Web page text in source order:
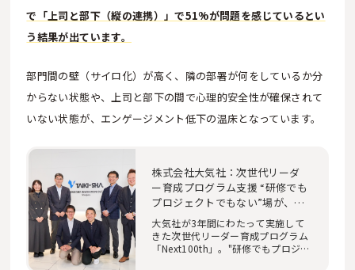
で「上司と部下（縦の連携）」で51%が問題を感じているとい
う結果が出ています。
部門間の壁（サイロ化）が高く、隣の部署が何をしているか分
からない状態や、上司と部下の間で心理的安全性が確保されて
いない状態が、エンゲージメント低下の温床となっています。
株式会社大気社：次世代リーダ
ー育成プログラム支援 “研修でも
プロジェクトでもない”場が、人
を育てる
大気社が3年間にわたって実施して
きた次世代リーダー育成プログラム
「Next100th」。"研修でもプロジ